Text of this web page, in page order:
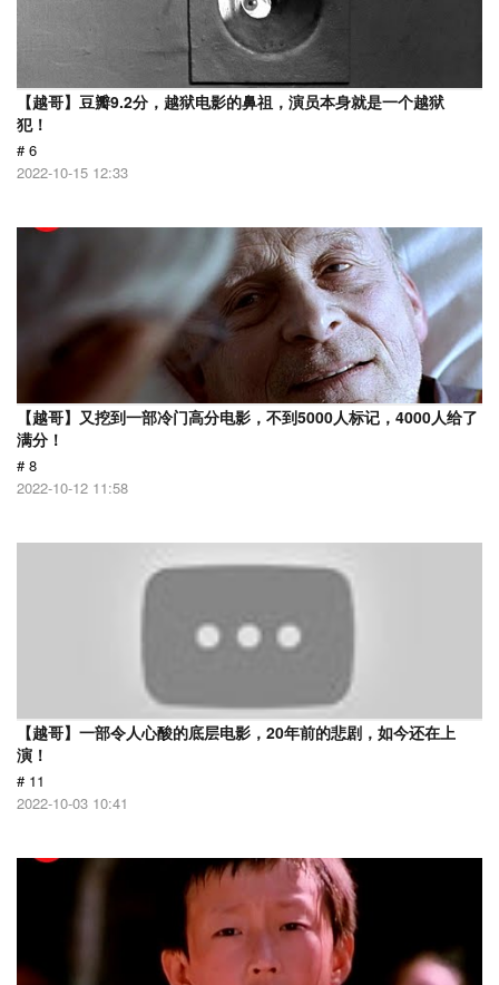
【越哥】豆瓣9.2分，越狱电影的鼻祖，演员本身就是一个越狱
犯！
# 6
2022-10-15 12:33
【越哥】又挖到一部冷门高分电影，不到5000人标记，4000人给了
满分！
# 8
2022-10-12 11:58
【越哥】一部令人心酸的底层电影，20年前的悲剧，如今还在上
演！
# 11
2022-10-03 10:41